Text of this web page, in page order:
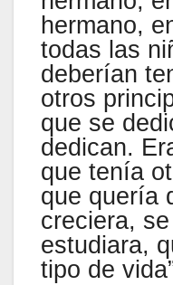
hermano,
todas las
deberían
otros
que se
dedican.
que tenía
que quería
creciera,
estudiara,
tipo de